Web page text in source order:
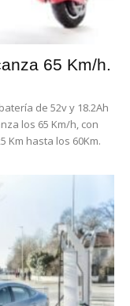
65 Km/h.
de 52v y 18.2Ah
los 65 Km/h, con
Km hasta los 60Km.